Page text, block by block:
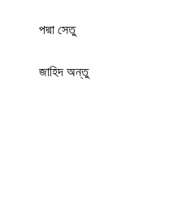
পদ্মা সেতু
জাহিদ অন্তু